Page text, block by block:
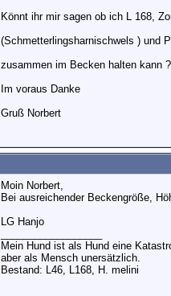
Könnt ihr mir sagen ob ich L 168,
(Schmetterlingsharnischwels ) und
zusammen im Becken halten kann ?
Im voraus Danke
Gruß Norbert
Moin Norbert,
Bei ausreichender Beckengröße,
LG Hanjo
Mein Hund ist als Hund eine
aber als Mensch unersätzlich.
Bestand: L46, L168, H. melini